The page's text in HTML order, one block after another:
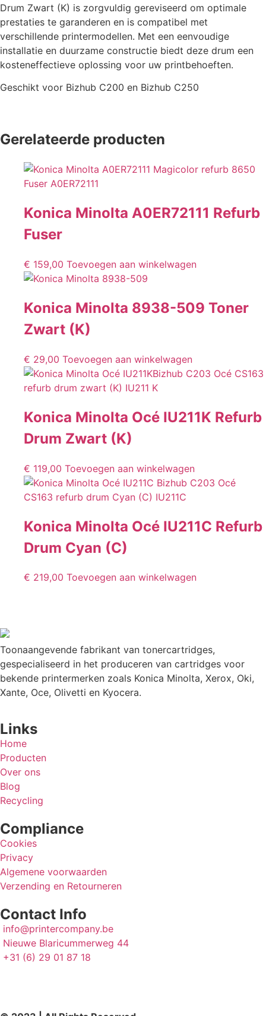
Drum Zwart (K) is zorgvuldig gereviseerd om optimale
prestaties te garanderen en is compatibel met
verschillende printermodellen. Met een eenvoudige
installatie en duurzame constructie biedt deze drum een
kosteneffectieve oplossing voor uw printbehoeften.
Geschikt voor Bizhub C200 en Bizhub C250
Gerelateerde producten
Konica Minolta A0ER72111 Refurb
Fuser
€ 159,00 Toevoegen aan winkelwagen
Konica Minolta 8938-509 Toner
Zwart (K)
€ 29,00 Toevoegen aan winkelwagen
Konica Minolta Océ IU211K Refurb
Drum Zwart (K)
€ 119,00 Toevoegen aan winkelwagen
Konica Minolta Océ IU211C Refurb
Drum Cyan (C)
€ 219,00 Toevoegen aan winkelwagen
Toonaangevende fabrikant van tonercartridges,
gespecialiseerd in het produceren van cartridges voor
bekende printermerken zoals Konica Minolta, Xerox, Oki,
Xante, Oce, Olivetti en Kyocera.
Links
Home
Producten
Over ons
Blog
Recycling
Compliance
Cookies
Privacy
Algemene voorwaarden
Verzending en Retourneren
Contact Info
info@printercompany.be
Nieuwe Blaricummerweg 44
+31 (6) 29 01 87 18